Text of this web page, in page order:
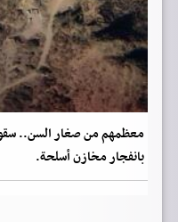
معظمهم من صغار السن..
بانفجار مخازن أسلحة.